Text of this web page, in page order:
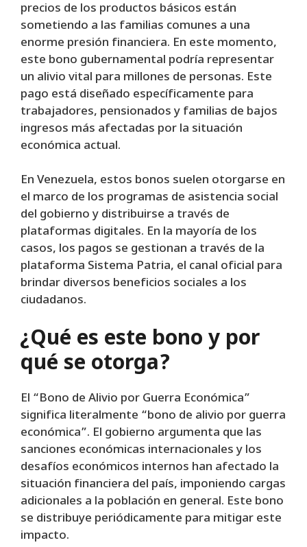
precios de los productos básicos están
sometiendo a las familias comunes a una
enorme presión financiera. En este momento,
este bono gubernamental podría representar
un alivio vital para millones de personas. Este
pago está diseñado específicamente para
trabajadores, pensionados y familias de bajos
ingresos más afectadas por la situación
económica actual.
En Venezuela, estos bonos suelen otorgarse en
el marco de los programas de asistencia social
del gobierno y distribuirse a través de
plataformas digitales. En la mayoría de los
casos, los pagos se gestionan a través de la
plataforma Sistema Patria, el canal oficial para
brindar diversos beneficios sociales a los
ciudadanos.
¿Qué es este bono y por
qué se otorga?
El “Bono de Alivio por Guerra Económica”
significa literalmente “bono de alivio por guerra
económica”. El gobierno argumenta que las
sanciones económicas internacionales y los
desafíos económicos internos han afectado la
situación financiera del país, imponiendo cargas
adicionales a la población en general. Este bono
se distribuye periódicamente para mitigar este
impacto.